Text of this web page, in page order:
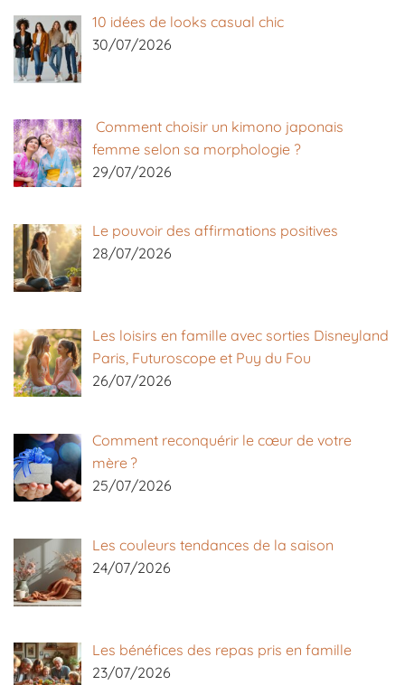
10 idées de looks casual chic
30/07/2026
Comment choisir un kimono japonais
femme selon sa morphologie ?
29/07/2026
Le pouvoir des affirmations positives
28/07/2026
Les loisirs en famille avec sorties Disneyland
Paris, Futuroscope et Puy du Fou
26/07/2026
Comment reconquérir le cœur de votre
mère ?
25/07/2026
Les couleurs tendances de la saison
24/07/2026
Les bénéfices des repas pris en famille
23/07/2026